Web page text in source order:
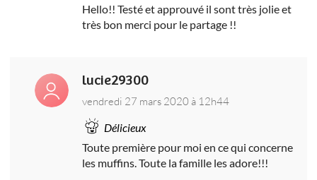
Hello!! Testé et approuvé il sont très jolie et
très bon merci pour le partage !!
lucie29300
vendredi 27 mars 2020 à 12h44
Délicieux
Toute première pour moi en ce qui concerne
les muffins. Toute la famille les adore!!!